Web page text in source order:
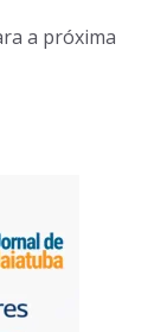
a próxima